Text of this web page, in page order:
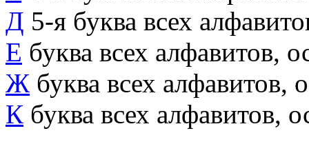
Д 5-я буква всех
Е буква всех алфавитов,
Ж буква всех алфавитов,
К буква всех алфавитов,